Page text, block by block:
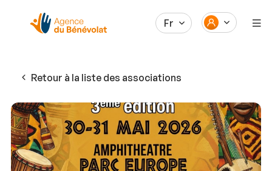
Fr
Retour à la liste des associations